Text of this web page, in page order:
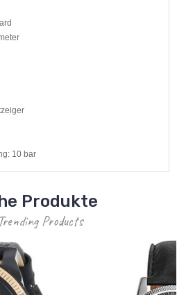
10 bar
Produkte
Products